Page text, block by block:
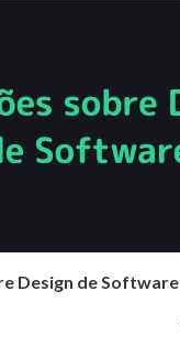
Design de Software